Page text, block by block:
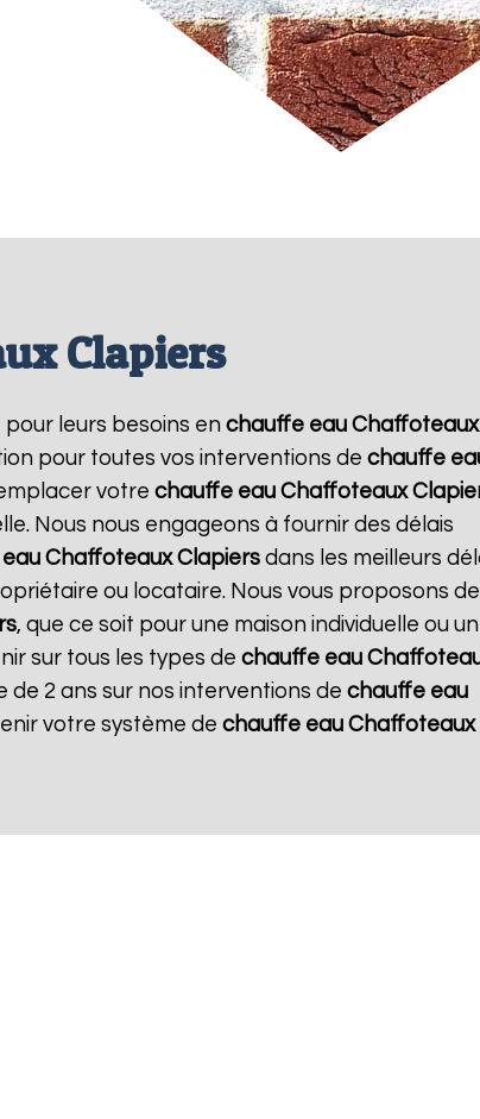
Clapiers
leurs besoins en chauffe eau Chaffoteaux
pour toutes vos interventions de chauffe
votre chauffe eau Chaffoteaux
Nous nous engageons à fournir des délais
Chaffoteaux Clapiers dans les meilleurs
ou locataire. Nous vous proposons
, que ce soit pour une maison individuelle ou un
sur tous les types de chauffe eau
de 2 ans sur nos interventions de chauffe eau
votre système de chauffe eau Chaffoteaux